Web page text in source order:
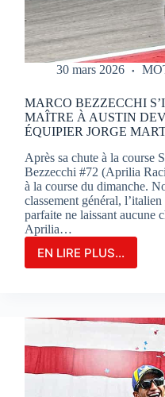
30 mars 2026
MARCO BEZZECCHI
MAÎTRE À AUSTIN
ÉQUIPIER JORGE
Après sa chute à la course
Bezzecchi #72 (Aprilia
à la course du dimanche.
classement général,
parfaite ne laissant aucune
Aprilia…
EN LIRE PLUS...
MARCO
GRAND
À
AUSTIN
DEVANT